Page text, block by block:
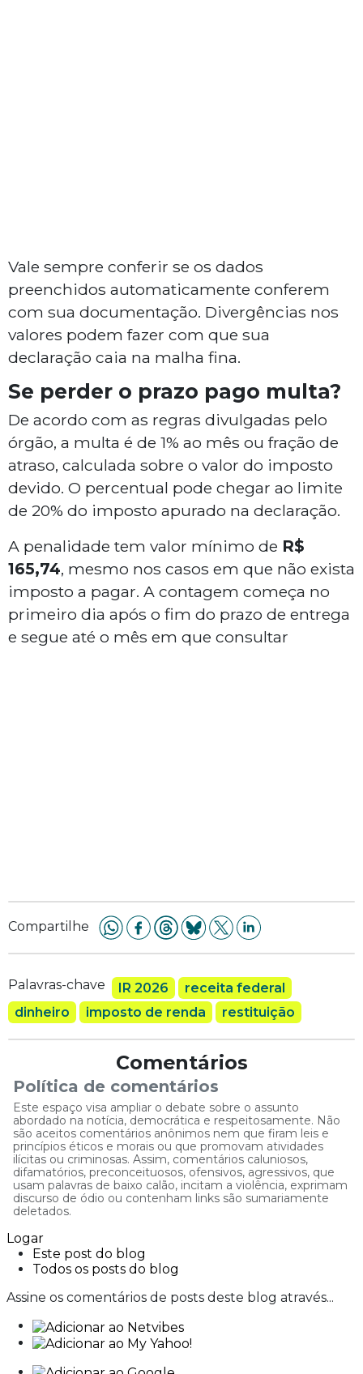
Vale sempre conferir se os dados
preenchidos automaticamente conferem
com sua documentação. Divergências nos
valores podem fazer com que sua
declaração caia na malha fina.
Se perder o prazo pago multa?
De acordo com as regras divulgadas pelo
órgão, a multa é de 1% ao mês ou fração de
atraso, calculada sobre o valor do imposto
devido. O percentual pode chegar ao limite
de 20% do imposto apurado na declaração.
A penalidade tem valor mínimo de R$
165,74, mesmo nos casos em que não exista
imposto a pagar. A contagem começa no
primeiro dia após o fim do prazo de entrega
e segue até o mês em que consultar
Compartilhe
Palavras-chave IR 2026
receita federal
dinheiro
imposto de renda restituição
Comentários
Política de comentários
Este espaço visa ampliar o debate sobre o assunto
abordado na notícia, democrática e respeitosamente. Não
são aceitos comentários anônimos nem que firam leis e
princípios éticos e morais ou que promovam atividades
ilícitas ou criminosas. Assim, comentários caluniosos,
difamatórios, preconceituosos, ofensivos, agressivos, que
usam palavras de baixo calão, incitam a violência, exprimam
discurso de ódio ou contenham links são sumariamente
deletados.
Comentários
primeiro!
Postar um novo comentário